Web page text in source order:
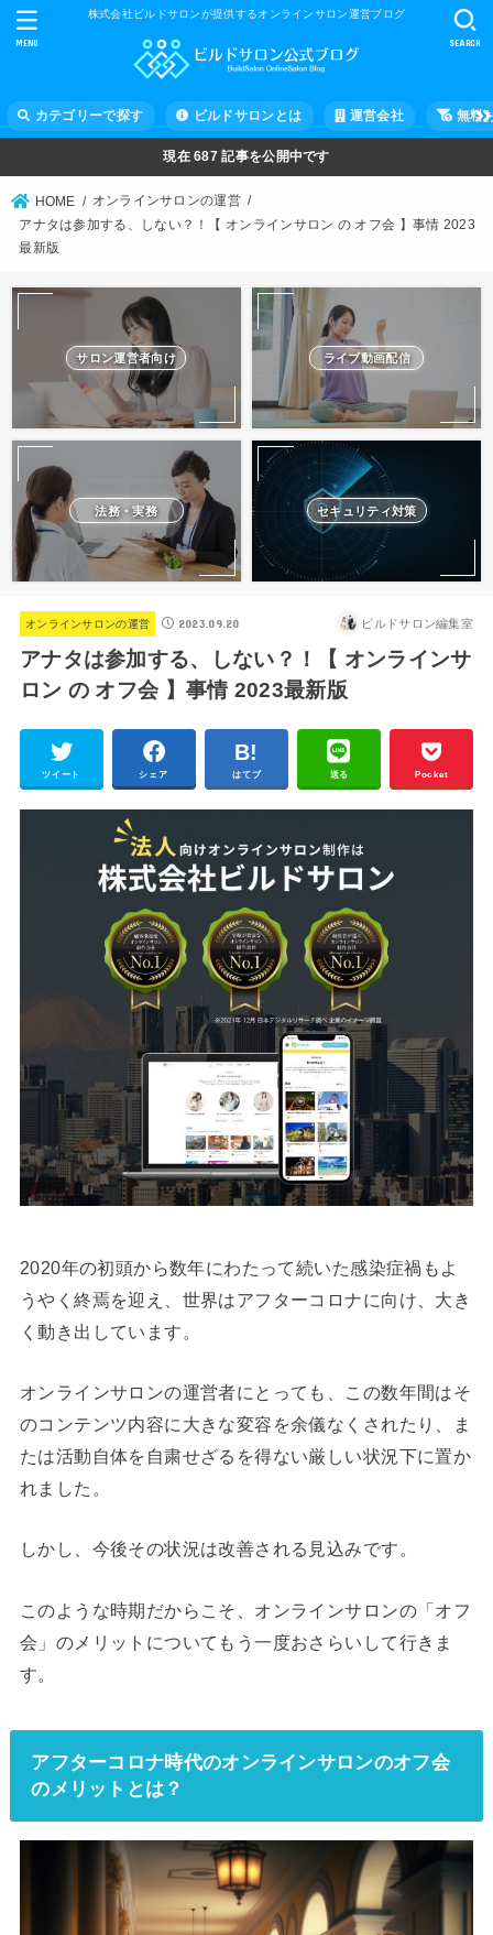
株式会社ビルドサロンが提供するオンラインサロン運営ブログ
カテゴリーで探す ビルドサロンとは 運営会社 無料
SEARCH
MENU
現在687 記事を公開中です
HOME
オンラインサロンの運営
アナタは参加する、しない？！【 オンラインサロン の オフ会 】事情 2023
最新版
サロン運営者向け ライブ動画配信
法務・実務 セキュリティ対策
オンラインサロンの運営 2023.09.20 ビルドサロン編集室
アナタは参加する、しない？！【 オンラインサ
ロン の オフ会 】事情 2023最新版
ツイート シェア はてブ 送る Pocket
2020年の初頭から数年にわたって続いた感染症禍もよ
うやく終焉を迎え、世界はアフターコロナに向け、大き
く動き出しています。
オンラインサロンの運営者にとっても、この数年間はそ
のコンテンツ内容に大きな変容を余儀なくされたり、ま
たは活動自体を自粛せざるを得ない厳しい状況下に置か
れました。
しかし、今後その状況は改善される見込みです。
このような時期だからこそ、オンラインサロンの「オフ
会」のメリットについてもう一度おさらいして行きま
す。
アフターコロナ時代のオンラインサロンのオフ会
のメリットとは？